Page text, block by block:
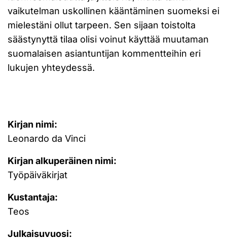
vaikutelman uskollinen kääntäminen suomeksi ei
mielestäni ollut tarpeen. Sen sijaan toistolta
säästynyttä tilaa olisi voinut käyttää muutaman
suomalaisen asiantuntijan kommentteihin eri
lukujen yhteydessä.
Kirjan nimi:
Leonardo da Vinci
Kirjan alkuperäinen nimi:
Työpäiväkirjat
Kustantaja:
Teos
Julkaisuvuosi: